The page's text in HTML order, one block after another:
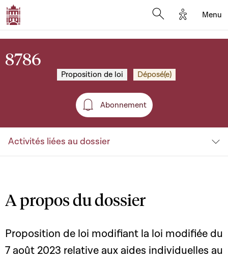
Options
Menu
8786
Proposition de loi Déposé(e)
Abonnement
Abonnement
Activités liées au dossier
A propos du dossier
Proposition de loi modifiant la loi modifiée du
7 août 2023 relative aux aides individuelles au